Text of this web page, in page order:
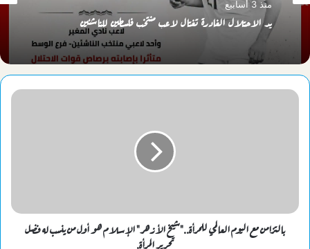
منذ 3 أسابيع
يد الاحتلال الغادرة تغتال لاعب منتخب فلسطين للناشئين
بالتزامن مع اليوم العالمي للمرأة.."شيخ الأزهر" الإسلام هو أول من ينسب له فضل
تحرير المرأة.